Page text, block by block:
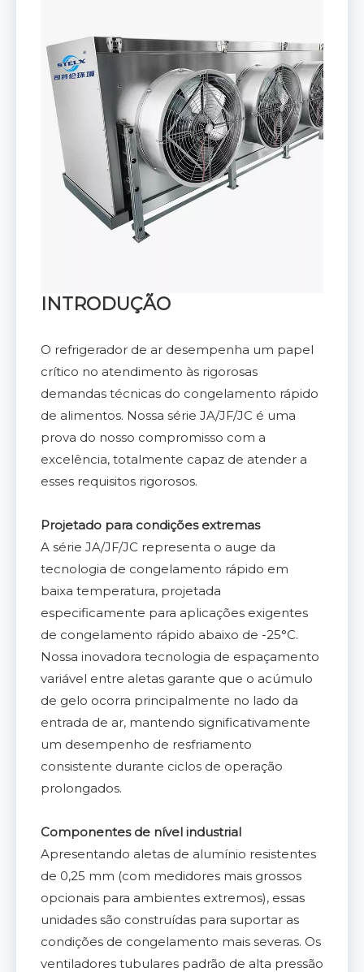
INTRODUÇÃO
O refrigerador de ar desempenha um papel
crítico no atendimento às rigorosas
demandas técnicas do congelamento rápido
de alimentos. Nossa série JA/JF/JC é uma
prova do nosso compromisso com a
excelência, totalmente capaz de atender a
esses requisitos rigorosos.
Projetado para condições extremas
A série JA/JF/JC representa o auge da
tecnologia de congelamento rápido em
baixa temperatura, projetada
especificamente para aplicações exigentes
de congelamento rápido abaixo de -25°C.
Nossa inovadora tecnologia de espaçamento
variável entre aletas garante que o acúmulo
de gelo ocorra principalmente no lado da
entrada de ar, mantendo significativamente
um desempenho de resfriamento
consistente durante ciclos de operação
prolongados.
Componentes de nível industrial
Apresentando aletas de alumínio resistentes
de 0,25 mm (com medidores mais grossos
opcionais para ambientes extremos), essas
unidades são construídas para suportar as
condições de congelamento mais severas. Os
ventiladores tubulares padrão de alta pressão